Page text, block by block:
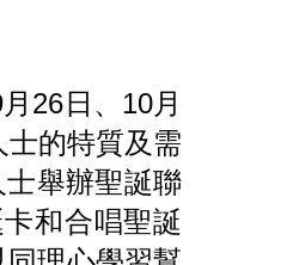
26日、10月
的特質及需
舉辦聖誕聯
和合唱聖誕